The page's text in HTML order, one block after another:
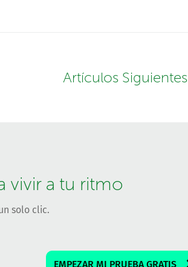
Artículos Siguientes
vivir a tu ritmo
solo clic.